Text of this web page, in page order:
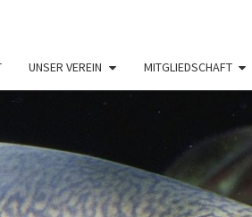
UNSER VEREIN MITGLIEDSCHAFT